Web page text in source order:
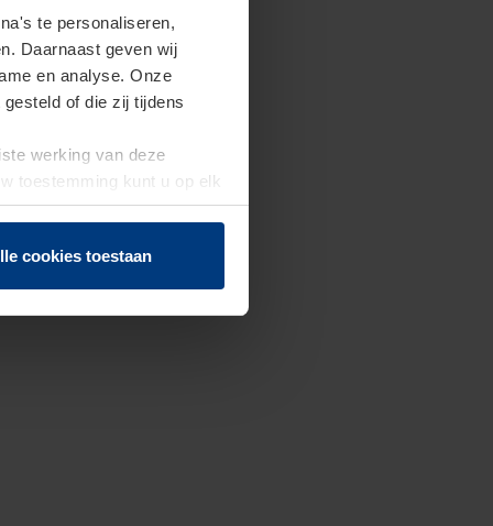
te personaliseren,
Daarnaast geven wij
en analyse. Onze
of die zij tijdens
werking van deze
toestemming kunt u op elk
herroepen.
cookies toestaan